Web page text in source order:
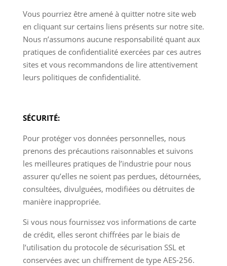
Vous pourriez être amené à quitter notre site web
en cliquant sur certains liens présents sur notre site.
Nous n’assumons aucune responsabilité quant aux
pratiques de confidentialité exercées par ces autres
sites et vous recommandons de lire attentivement
leurs politiques de confidentialité.
SÉCURITÉ:
Pour protéger vos données personnelles, nous
prenons des précautions raisonnables et suivons
les meilleures pratiques de l’industrie pour nous
assurer qu’elles ne soient pas perdues, détournées,
consultées, divulguées, modifiées ou détruites de
manière inappropriée.
Si vous nous fournissez vos informations de carte
de crédit, elles seront chiffrées par le biais de
l’utilisation du protocole de sécurisation SSL et
conservées avec un chiffrement de type AES-256.